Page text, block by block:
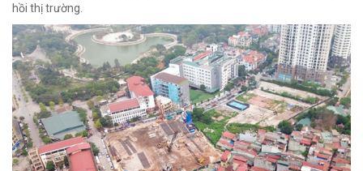
hồi thị trường.